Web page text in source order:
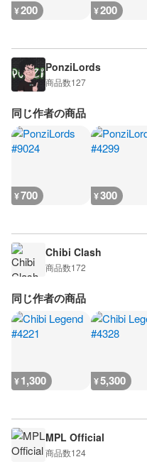
¥200 ¥200
PonziLords
商品数127
同じ作者の商品
¥700 ¥300
Chibi Clash
商品数172
同じ作者の商品
¥1,300 ¥5,300
MPL Official
商品数124